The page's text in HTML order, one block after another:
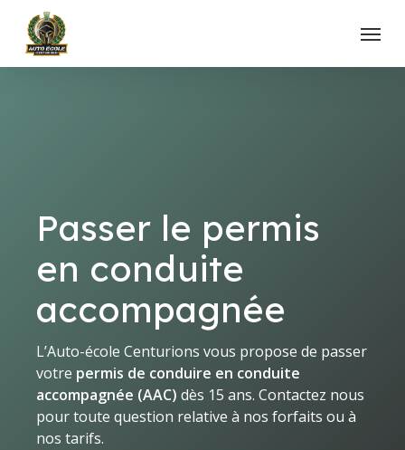
main
Menu
Passer le permis
en conduite
accompagnée
L’Auto-école Centurions vous propose de passer
votre permis de conduire en conduite
accompagnée (AAC) dès 15 ans. Contactez nous
pour toute question relative à nos forfaits ou à
nos tarifs.